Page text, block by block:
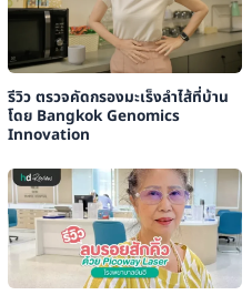
รีวิว ตรวจคัดกรองมะเร็งลำไส้ที่บ้าน
โดย Bangkok Genomics
Innovation